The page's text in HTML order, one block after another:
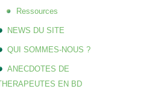
Ressources
NEWS DU SITE
QUI SOMMES-NOUS ?
ANECDOTES DE
EN BD